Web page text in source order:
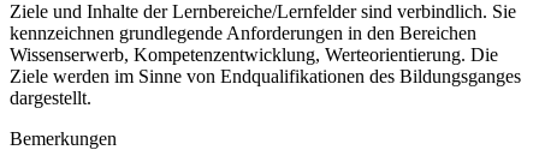
Ziele und Inhalte der Lernbereiche/Lernfelder sind verbindlich. Sie
kennzeichnen grundlegende Anforderungen in den Bereichen
Wissenserwerb, Kompetenzentwicklung, Werteorientierung. Die
Ziele werden im Sinne von Endqualifikationen des Bildungsganges
dargestellt.
Bemerkungen